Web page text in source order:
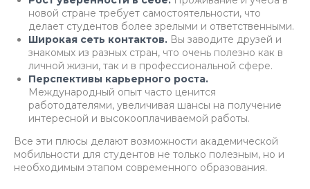
новой стране требует самостоятельности, что
делает студентов более зрелыми и ответственными.
Широкая сеть контактов. Вы заводите друзей и
знакомых из разных стран, что очень полезно как в
личной жизни, так и в профессиональной сфере.
Перспективы карьерного роста.
Международный опыт часто ценится
работодателями, увеличивая шансы на получение
интересной и высокооплачиваемой работы.
Все эти плюсы делают возможности академической
мобильности для студентов не только полезным, но и
необходимым этапом современного образования.